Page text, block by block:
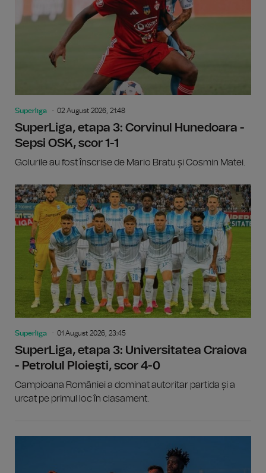
Superliga 02 August 2026, 21:48
SuperLiga, etapa 3: Corvinul Hunedoara -
Sepsi OSK, scor 1-1
Golurile au fost înscrise de Mario Bratu și Cosmin Matei.
Superliga 01 August 2026, 23:45
SuperLiga, etapa 3: Universitatea Craiova
- Petrolul Ploieşti, scor 4-0
Campioana României a dominat autoritar partida și a
urcat pe primul loc în clasament.